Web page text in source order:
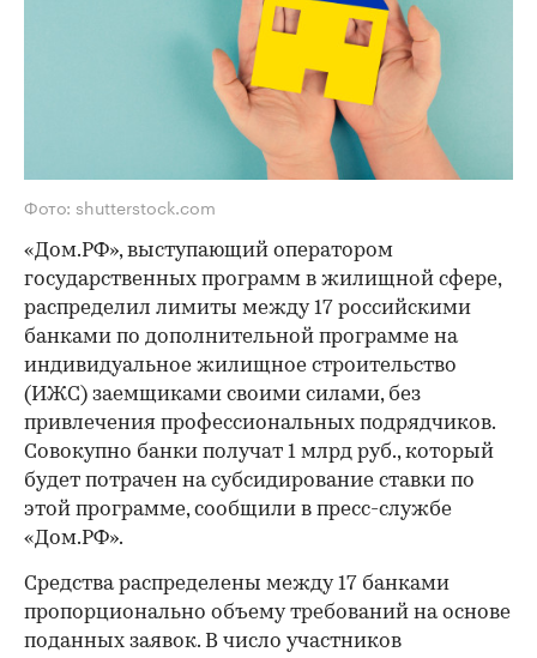
Фото: shutterstock.com
«Дом.РФ», выступающий оператором
государственных программ в жилищной сфере,
распределил лимиты между 17 российскими
банками по дополнительной программе на
индивидуальное жилищное строительство
(ИЖС) заемщиками своими силами, без
привлечения профессиональных подрядчиков.
Совокупно банки получат 1 млрд руб., который
будет потрачен на субсидирование ставки по
этой программе, сообщили в пресс-службе
«Дом.РФ».
Средства распределены между 17 банками
пропорционально объему требований на основе
поданных заявок. В число участников